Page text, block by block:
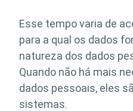
Esse tempo varia de
para a qual os dados
natureza dos dados
Quando não há mais
dados pessoais, eles
sistemas.